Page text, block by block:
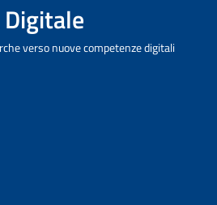
verso nuove competenze digitali